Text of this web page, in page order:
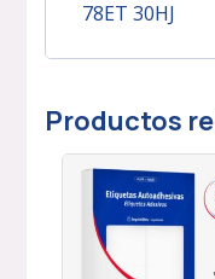
78ET 30HJ
Productos